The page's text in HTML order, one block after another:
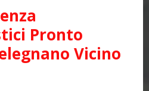
Pronto
Vicino